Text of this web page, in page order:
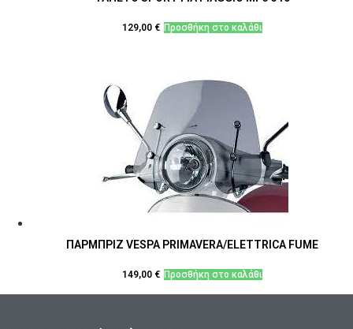
129,00 € Προσθήκη στο καλάθι
ΠΑΡΜΠΡΙΖ VESPA PRIMAVERA/ELETTRICA FUME
149,00 € Προσθήκη στο καλάθι